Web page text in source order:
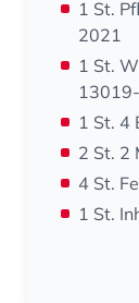
1 St.
2021
1 St.
1 St. 4
2 St. 2
4 St.
1 St.